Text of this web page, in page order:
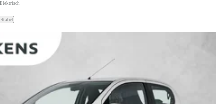
Elektrisch